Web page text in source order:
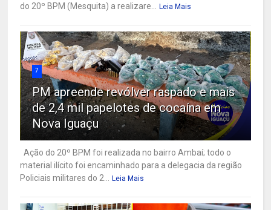
do 20º BPM (Mesquita) a realizare...
Leia Mais
7
PM apreende revólver raspado e mais
de 2,4 mil papelotes de cocaína em
Nova Iguaçu
Ação do 20º BPM foi realizada no bairro Ambaí; todo o
material ilícito foi encaminhado para a delegacia da região
Policiais militares do 2...
Leia Mais